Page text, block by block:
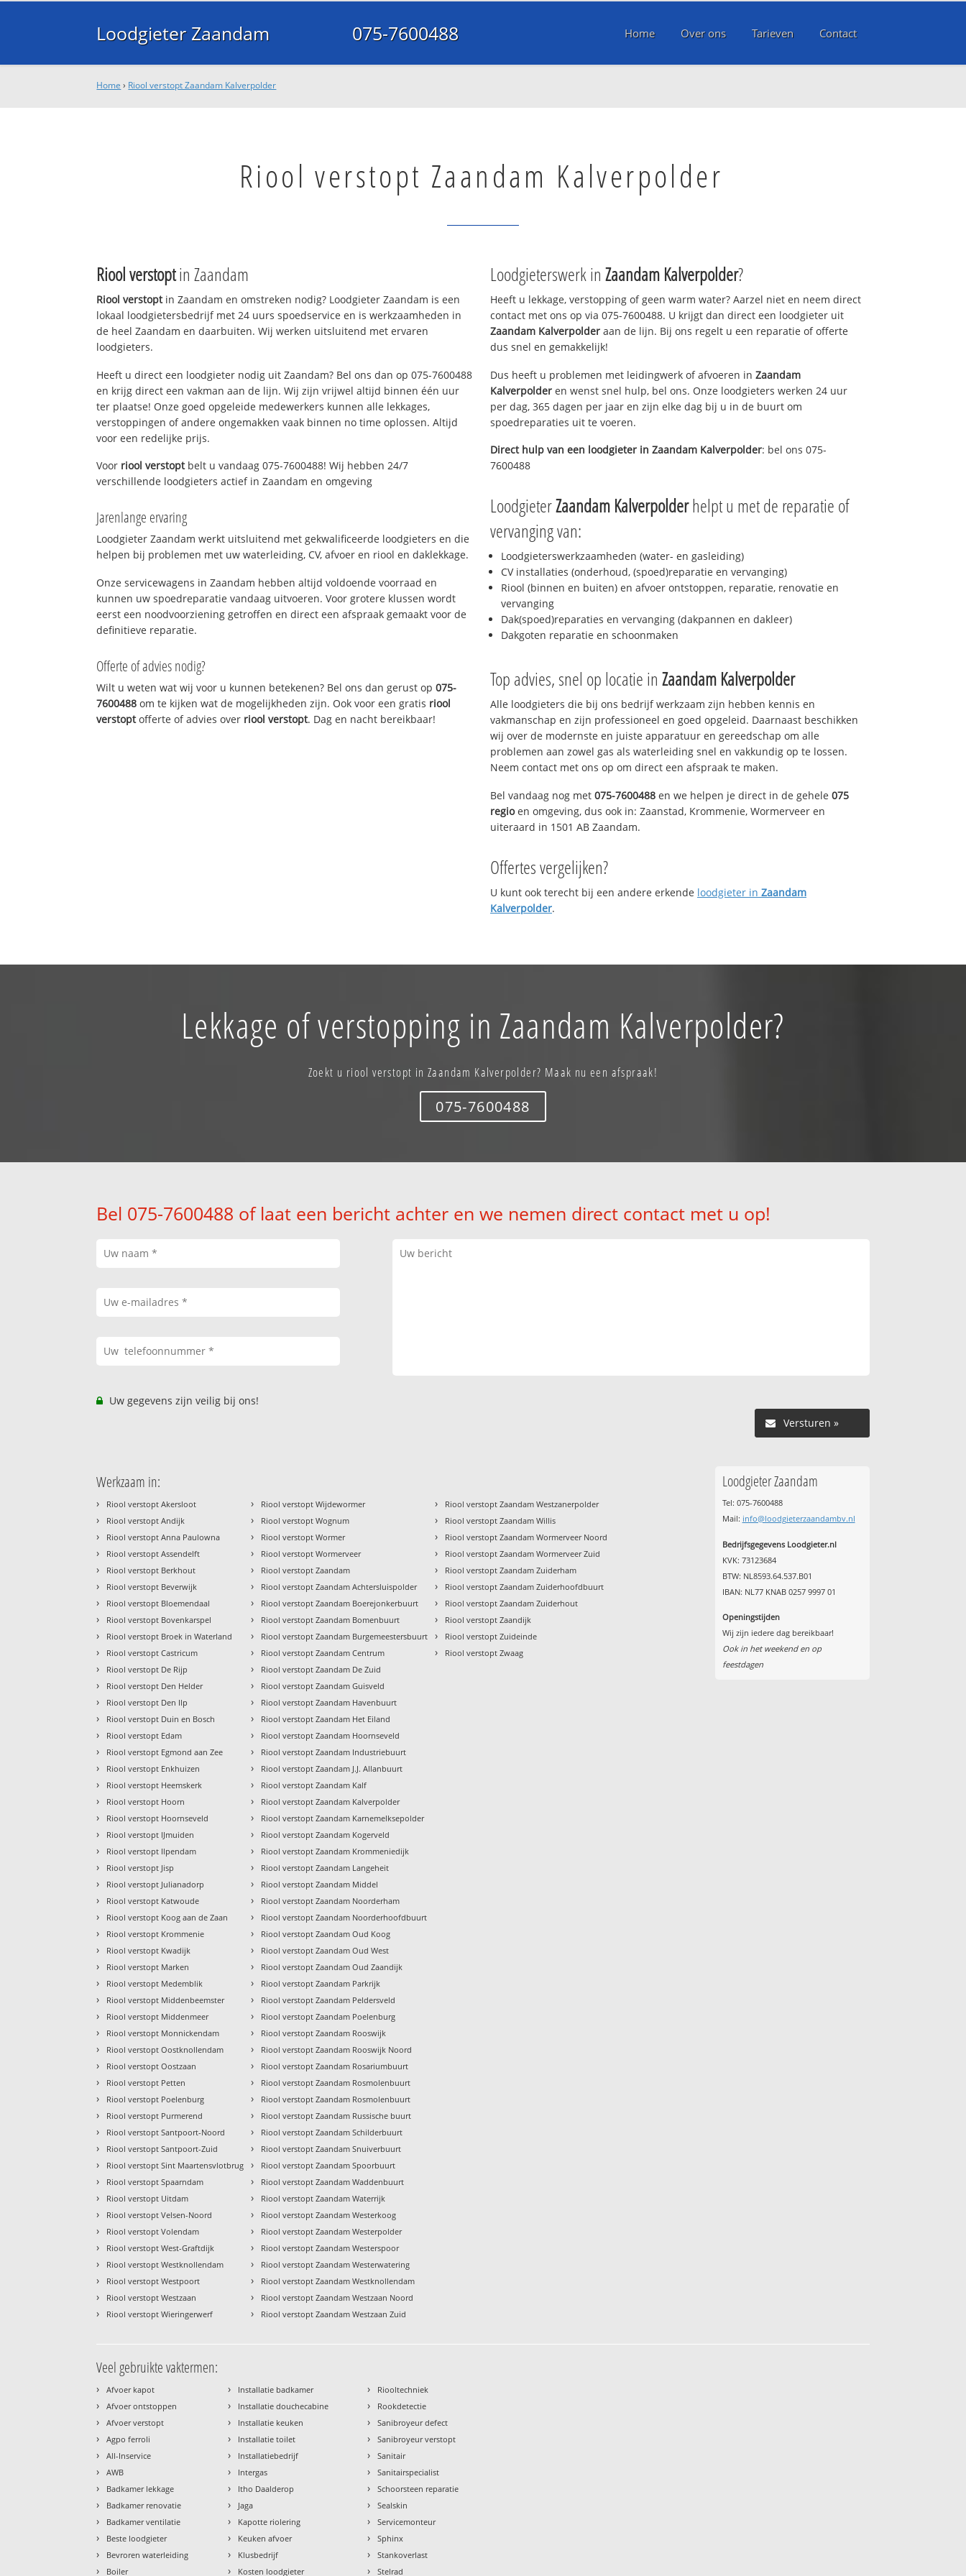
Loodgieter Zaandam 075-7600488 Home Over ons Tarieven Contact
Home › Riool verstopt Zaandam Kalverpolder
Riool verstopt Zaandam Kalverpolder
Riool verstoptin Zaandam
Riool verstoptin Zaandam en omstreken nodig? Loodgieter Zaandam is een
lokaal loodgietersbedrijf met 24 uurs spoedservice en is werkzaamheden in
de heel Zaandam en daarbuiten. Wij werken uitsluitend met ervaren
loodgieters.
Heeft u direct een loodgieter nodig uit Zaandam? Bel ons dan op 075-7600488
en krijg direct een vakman aan de lijn. Wij zijn vrijwel altijd binnen één uur
ter plaatse! Onze goed opgeleide medewerkers kunnen alle lekkages,
verstoppingen of andere ongemakken vaak binnen no time oplossen. Altijd
voor een redelijke prijs.
Voor riool verstoptbelt u vandaag 075-7600488! Wij hebben 24/7
verschillende loodgieters actief in Zaandam en omgeving
Jarenlange ervaring
Loodgieter Zaandam werkt uitsluitend met gekwalificeerde loodgieters en die
helpen bij problemen met uw waterleiding, CV, afvoer en riool en daklekkage.
Onze servicewagens in Zaandam hebben altijd voldoende voorraad en
kunnen uw spoedreparatie vandaag uitvoeren. Voor grotere klussen wordt
eerst een noodvoorziening getroffen en direct een afspraak gemaakt voor de
definitieve reparatie.
Offerte of advies nodig?
Wilt u weten wat wij voor u kunnen betekenen? Bel ons dan gerust op075-
7600488 om te kijken wat de mogelijkheden zijn. Ook voor een gratis riool
verstoptofferte of advies over riool verstopt. Dag en nacht bereikbaar!
Loodgieterswerk in Zaandam Kalverpolder?
Heeft u lekkage, verstopping of geen warm water? Aarzel niet en neem direct
contact met ons op via 075-7600488. U krijgt dan direct een loodgieter uit
Zaandam Kalverpolder aan de lijn. Bij ons regelt u een reparatie of offerte
dus snel en gemakkelijk!
Dus heeft u problemen met leidingwerk of afvoeren in Zaandam
Kalverpolder en wenst snel hulp, bel ons. Onze loodgieters werken 24 uur
per dag, 365 dagen per jaar en zijn elke dag bij u in de buurt om
spoedreparaties uit te voeren.
Direct hulp van een loodgieter in Zaandam Kalverpolder: bel ons 075-
7600488
LoodgieterZaandam Kalverpolderhelpt u met de reparatie of
vervanging van:
Loodgieterswerkzaamheden (water- en gasleiding)
CV installaties (onderhoud, (spoed)reparatie en vervanging)
Riool (binnen en buiten) en afvoer ontstoppen, reparatie, renovatie en
vervanging
Dak(spoed)reparaties en vervanging (dakpannen en dakleer)
Dakgoten reparatie en schoonmaken
Top advies, snel op locatie in Zaandam Kalverpolder
Alle loodgieters die bij ons bedrijf werkzaam zijn hebben kennis en
vakmanschap en zijn professioneel en goed opgeleid. Daarnaast beschikken
wij over de modernste en juiste apparatuur en gereedschap om alle
problemen aan zowel gas als waterleiding snel en vakkundig op te lossen.
Neem contact met ons op om direct een afspraak te maken.
Bel vandaag nog met 075-7600488 en we helpen je direct in de gehele 075
regioen omgeving, dus ook in: Zaanstad, Krommenie, Wormerveer en
uiteraard in 1501 AB Zaandam.
Offertes vergelijken?
U kunt ook terecht bij een andere erkende loodgieter in Zaandam
Kalverpolder.
Lekkage of verstopping in Zaandam Kalverpolder?
Zoekt u riool verstopt in Zaandam Kalverpolder? Maak nu een afspraak!
075-7600488
Bel 075-7600488 of laat een bericht achter en we nemen direct contact met u op!
Uw gegevens zijn veilig bij ons!
Versturen »
Werkzaam in:
› Riool verstopt Akersloot
› Riool verstopt Andijk
› Riool verstopt Anna Paulowna
› Riool verstopt Assendelft
› Riool verstopt Berkhout
› Riool verstopt Beverwijk
› Riool verstopt Bloemendaal
› Riool verstopt Bovenkarspel
› Riool verstopt Broek in Waterland
› Riool verstopt Castricum
› Riool verstopt De Rijp
› Riool verstopt Den Helder
› Riool verstopt Den Ilp
› Riool verstopt Duin en Bosch
› Riool verstopt Edam
› Riool verstopt Egmond aan Zee
› Riool verstopt Enkhuizen
› Riool verstopt Heemskerk
› Riool verstopt Hoorn
› Riool verstopt Hoornseveld
› Riool verstopt IJmuiden
› Riool verstopt Ilpendam
› Riool verstopt Jisp
› Riool verstopt Julianadorp
› Riool verstopt Katwoude
› Riool verstopt Koog aan de Zaan
› Riool verstopt Krommenie
› Riool verstopt Kwadijk
› Riool verstopt Marken
› Riool verstopt Medemblik
› Riool verstopt Middenbeemster
› Riool verstopt Middenmeer
› Riool verstopt Monnickendam
› Riool verstopt Oostknollendam
› Riool verstopt Oostzaan
› Riool verstopt Petten
› Riool verstopt Poelenburg
› Riool verstopt Purmerend
› Riool verstopt Santpoort-Noord
› Riool verstopt Santpoort-Zuid
› Riool verstopt Sint Maartensvlotbrug
› Riool verstopt Spaarndam
› Riool verstopt Uitdam
› Riool verstopt Velsen-Noord
› Riool verstopt Volendam
› Riool verstopt West-Graftdijk
› Riool verstopt Westknollendam
› Riool verstopt Westpoort
› Riool verstopt Westzaan
› Riool verstopt Wieringerwerf
› Riool verstopt Wijdewormer
› Riool verstopt Wognum
› Riool verstopt Wormer
› Riool verstopt Wormerveer
› Riool verstopt Zaandam
› Riool verstopt Zaandam Achtersluispolder
› Riool verstopt Zaandam Boerejonkerbuurt
› Riool verstopt Zaandam Bomenbuurt
› Riool verstopt Zaandam Burgemeestersbuurt
› Riool verstopt Zaandam Centrum
› Riool verstopt Zaandam De Zuid
› Riool verstopt Zaandam Guisveld
› Riool verstopt Zaandam Havenbuurt
› Riool verstopt Zaandam Het Eiland
› Riool verstopt Zaandam Hoornseveld
› Riool verstopt Zaandam Industriebuurt
› Riool verstopt Zaandam J.J. Allanbuurt
› Riool verstopt Zaandam Kalf
› Riool verstopt Zaandam Kalverpolder
› Riool verstopt Zaandam Karnemelksepolder
› Riool verstopt Zaandam Kogerveld
› Riool verstopt Zaandam Krommeniedijk
› Riool verstopt Zaandam Langeheit
› Riool verstopt Zaandam Middel
› Riool verstopt Zaandam Noorderham
› Riool verstopt Zaandam Noorderhoofdbuurt
› Riool verstopt Zaandam Oud Koog
› Riool verstopt Zaandam Oud West
› Riool verstopt Zaandam Oud Zaandijk
› Riool verstopt Zaandam Parkrijk
› Riool verstopt Zaandam Peldersveld
› Riool verstopt Zaandam Poelenburg
› Riool verstopt Zaandam Rooswijk
› Riool verstopt Zaandam Rooswijk Noord
› Riool verstopt Zaandam Rosariumbuurt
› Riool verstopt Zaandam Rosmolenbuurt
› Riool verstopt Zaandam Rosmolenbuurt
› Riool verstopt Zaandam Russische buurt
› Riool verstopt Zaandam Schilderbuurt
› Riool verstopt Zaandam Snuiverbuurt
› Riool verstopt Zaandam Spoorbuurt
› Riool verstopt Zaandam Waddenbuurt
› Riool verstopt Zaandam Waterrijk
› Riool verstopt Zaandam Westerkoog
› Riool verstopt Zaandam Westerpolder
› Riool verstopt Zaandam Westerspoor
› Riool verstopt Zaandam Westerwatering
› Riool verstopt Zaandam Westknollendam
› Riool verstopt Zaandam Westzaan Noord
› Riool verstopt Zaandam Westzaan Zuid
› Riool verstopt Zaandam Westzanerpolder
› Riool verstopt Zaandam Willis
› Riool verstopt Zaandam Wormerveer Noord
› Riool verstopt Zaandam Wormerveer Zuid
› Riool verstopt Zaandam Zuiderham
› Riool verstopt Zaandam Zuiderhoofdbuurt
› Riool verstopt Zaandam Zuiderhout
› Riool verstopt Zaandijk
› Riool verstopt Zuideinde
› Riool verstopt Zwaag
Loodgieter Zaandam
Tel: 075-7600488
Mail: info@loodgieterzaandambv.nl
Bedrijfsgegevens Loodgieter.nl
KVK: 73123684
BTW: NL8593.64.537.B01
IBAN: NL77 KNAB 0257 9997 01
Openingstijden
Wij zijn iedere dag bereikbaar!
Ook in het weekend en op
feestdagen
Veel gebruikte vaktermen:
› Afvoer kapot
› Afvoer ontstoppen
› Afvoer verstopt
› Agpo ferroli
› All-Inservice
› AWB
› Badkamer lekkage
› Badkamer renovatie
› Badkamer ventilatie
› Beste loodgieter
› Bevroren waterleiding
› Boiler
› Installatie badkamer
› Installatie douchecabine
› Installatie keuken
› Installatie toilet
› Installatiebedrijf
› Intergas
› Itho Daalderop
› Jaga
› Kapotte riolering
› Keuken afvoer
› Klusbedrijf
› Kosten loodgieter
› Riooltechniek
› Rookdetectie
› Sanibroyeur defect
› Sanibroyeur verstopt
› Sanitair
› Sanitairspecialist
› Schoorsteen reparatie
› Sealskin
› Servicemonteur
› Sphinx
› Stankoverlast
› Stelrad